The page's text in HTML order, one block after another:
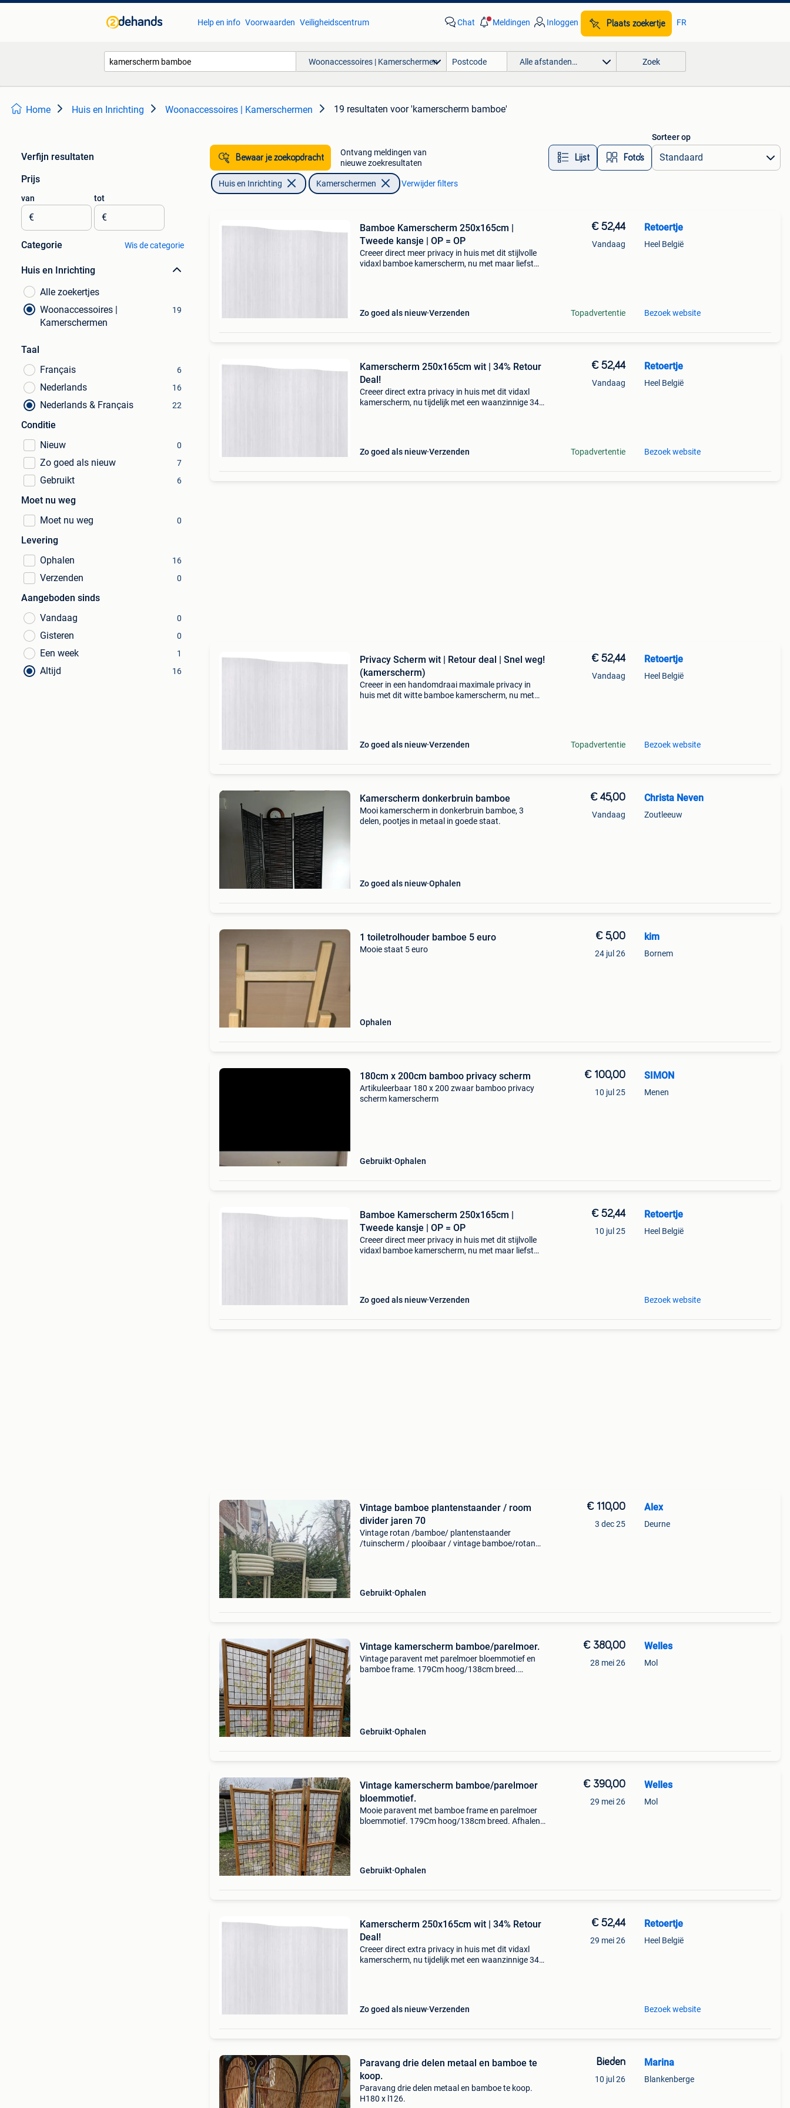
Help en info Voorwaarden Veiligheidscentrum Chat Meldingen Inloggen Plaats zoekertje FR
Woonaccessoires | Kamerschermen Alle afstanden… Zoek
Home Huis en Inrichting Woonaccessoires | Kamerschermen 19 resultaten voor 'kamerscherm bamboe'
Verfijn resultaten
Prijs
van
€
tot
€
Categorie Wis de categorie
Huis en Inrichting
Alle zoekertjes
Woonaccessoires |
Kamerschermen
19
Taal
Français
6
Nederlands 16
Nederlands & Français 22
Conditie
Nieuw
0
Zo goed als nieuw 7
Gebruikt 6
Moet nu weg
Moet nu weg
0
Levering
Ophalen
16
Verzenden 0
Aangeboden sinds
Vandaag
0
Gisteren 0
Een week 1
Altijd 16
Bewaar je zoekopdracht
Ontvang meldingen van
nieuwe zoekresultaten
Lijst Foto’s
Sorteer op
Huis en Inrichting Kamerschermen Verwijder filters
Bamboe Kamerscherm 250x165cm |
Tweede kansje | OP = OP
Creeer direct meer privacy in huis met dit stijlvolle
vidaxl bamboe kamerscherm, nu met maar liefst
Zo goed als nieuw Verzenden
€ 52,44
Vandaag
Topadvertentie
Retoertje
Heel België
Bezoek website
Kamerscherm 250x165cm wit | 34% Retour
Deal!
Creeer direct extra privacy in huis met dit vidaxl
kamerscherm, nu tijdelijk met een waanzinnige 34%
Zo goed als nieuw Verzenden
€ 52,44
Vandaag
Topadvertentie
Retoertje
Heel België
Bezoek website
Privacy Scherm wit | Retour deal | Snel weg!
(kamerscherm)
Creeer in een handomdraai maximale privacy in
huis met dit witte bamboe kamerscherm, nu met
Zo goed als nieuw Verzenden
€ 52,44
Vandaag
Topadvertentie
Retoertje
Heel België
Bezoek website
Kamerscherm donkerbruin bamboe
Mooi kamerscherm in donkerbruin bamboe, 3
delen, pootjes in metaal in goede staat.
Zo goed als nieuw Ophalen
€ 45,00
Vandaag
Christa Neven
Zoutleeuw
1 toiletrolhouder bamboe 5 euro
Mooie staat 5 euro
Ophalen
€ 5,00
24 jul 26
kim
Bornem
180cm x 200cm bamboo privacy scherm
Artikuleerbaar 180 x 200 zwaar bamboo privacy
scherm kamerscherm
Gebruikt Ophalen
€ 100,00
10 jul 25
SIMON
Menen
Bamboe Kamerscherm 250x165cm |
Tweede kansje | OP = OP
Creeer direct meer privacy in huis met dit stijlvolle
vidaxl bamboe kamerscherm, nu met maar liefst
Zo goed als nieuw Verzenden
€ 52,44
10 jul 25
Retoertje
Heel België
Bezoek website
Vintage bamboe plantenstaander / room
divider jaren 70
Vintage rotan /bamboe/ plantenstaander
/tuinscherm / plooibaar / vintage bamboe/rotan
Gebruikt Ophalen
€ 110,00
3 dec 25
Alex
Deurne
Vintage kamerscherm bamboe/parelmoer.
Vintage paravent met parelmoer bloemmotief en
bamboe frame. 179Cm hoog/138cm breed.
Gebruikt Ophalen
€ 380,00
28 mei 26
Welles
Mol
Vintage kamerscherm bamboe/parelmoer
bloemmotief.
Mooie paravent met bamboe frame en parelmoer
bloemmotief. 179Cm hoog/138cm breed. Afhalen
Gebruikt Ophalen
€ 390,00
29 mei 26
Welles
Mol
Kamerscherm 250x165cm wit | 34% Retour
Deal!
Creeer direct extra privacy in huis met dit vidaxl
kamerscherm, nu tijdelijk met een waanzinnige 34%
Zo goed als nieuw Verzenden
€ 52,44
29 mei 26
Retoertje
Heel België
Bezoek website
Paravang drie delen metaal en bamboe te
koop.
Paravang drie delen metaal en bamboe te koop.
H180 x l126.
Bieden
10 jul 26
Marina
Blankenberge